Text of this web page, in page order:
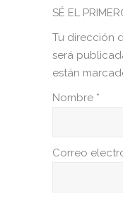
SÉ EL
Tu dirección
será
están
Nombre *
Correo